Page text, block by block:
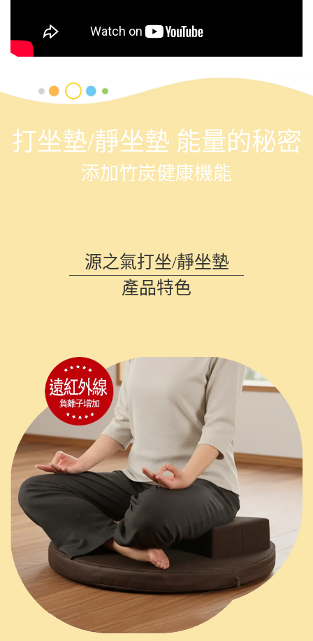
打坐墊/靜坐墊 能量的秘密
添加竹炭健康機能
源之氣打坐/靜坐墊
產品特色